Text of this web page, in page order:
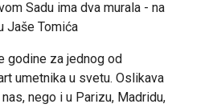
Sadu ima dva murala - na
Jaše Tomića
godine za jednog od
umetnika u svetu. Oslikava
nego i u Parizu, Madridu,